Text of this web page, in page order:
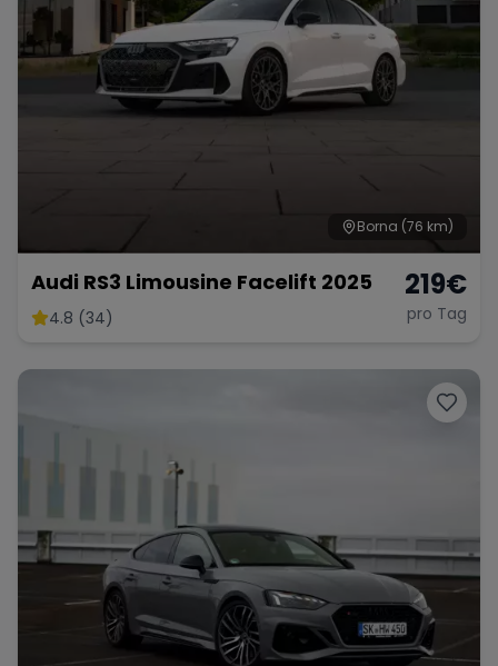
Borna (76 km)
Audi RS3 Limousine Facelift 2025
4.8 (34)
219€
pro Tag